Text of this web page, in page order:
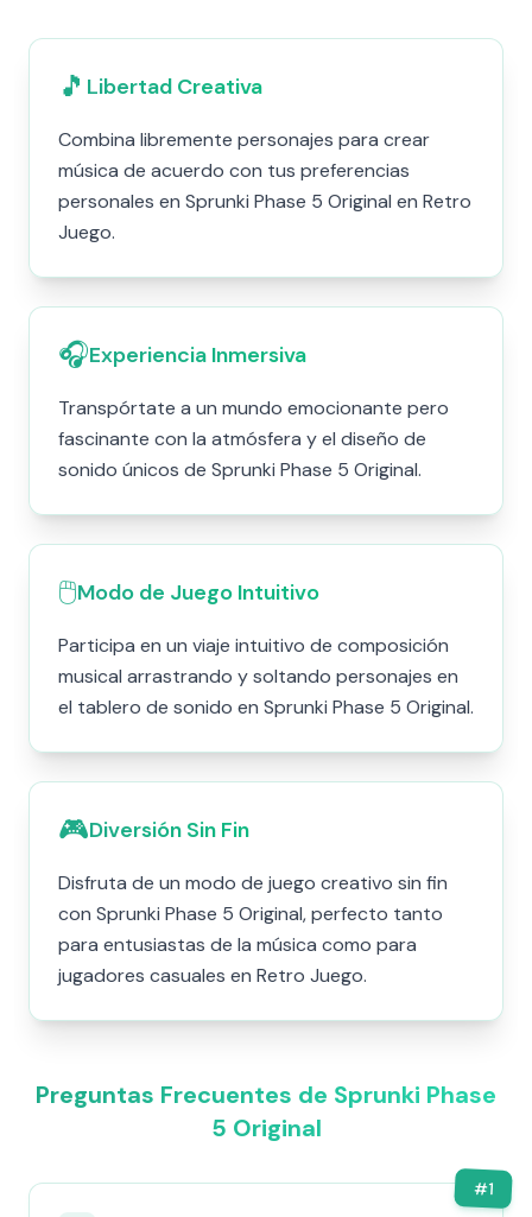
🎵 Libertad Creativa
Combina libremente personajes para crear
música de acuerdo con tus preferencias
personales en Sprunki Phase 5 Original en Retro
Juego.
🎧Experiencia Inmersiva
Transpórtate a un mundo emocionante pero
fascinante con la atmósfera y el diseño de
sonido únicos de Sprunki Phase 5 Original.
🖱️Modo de Juego Intuitivo
Participa en un viaje intuitivo de composición
musical arrastrando y soltando personajes en
el tablero de sonido en Sprunki Phase 5 Original.
🎮Diversión Sin Fin
Disfruta de un modo de juego creativo sin fin
con Sprunki Phase 5 Original, perfecto tanto
para entusiastas de la música como para
jugadores casuales en Retro Juego.
Preguntas Frecuentes de Sprunki Phase
5 Original
#1